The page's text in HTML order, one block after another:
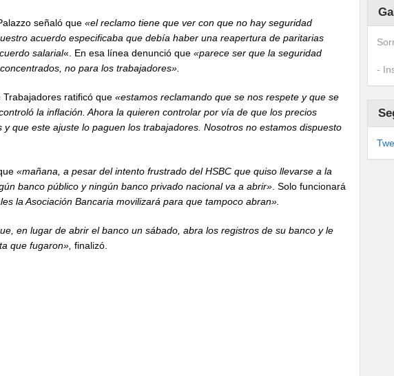
Palazzo señaló que «el reclamo tiene que ver con que no hay seguridad
acuerdo especificaba que debía haber una reapertura de paritarias
salarial«. En esa línea denunció que «parece ser que la seguridad
no para los trabajadores».
ratificó que «estamos reclamando que se nos respete y que se
la inflación. Ahora la quieren controlar por vía de que los precios
que este ajuste lo paguen los trabajadores. Nosotros no estamos dispuesto
«mañana, a pesar del intento frustrado del HSBC que quiso llevarse a la
banco público y ningún banco privado nacional va a abrir» . Solo funcionará
la Asociación Bancaria movilizará para que tampoco abran».
en lugar de abrir el banco un sábado, abra los registros de su banco y le
que fugaron», finalizó.
-